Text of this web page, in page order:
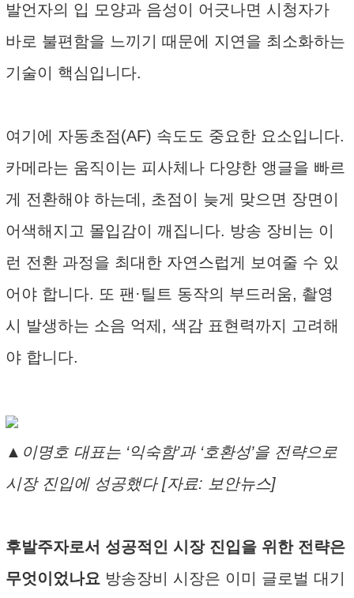
발언자의 입 모양과 음성이 어긋나면 시청자가
바로 불편함을 느끼기 때문에 지연을 최소화하는
기술이 핵심입니다.
여기에 자동초점(AF) 속도도 중요한 요소입니다.
카메라는 움직이는 피사체나 다양한 앵글을 빠르
게 전환해야 하는데, 초점이 늦게 맞으면 장면이
어색해지고 몰입감이 깨집니다. 방송 장비는 이
런 전환 과정을 최대한 자연스럽게 보여줄 수 있
어야 합니다. 또 팬·틸트 동작의 부드러움, 촬영
시 발생하는 소음 억제, 색감 표현력까지 고려해
야 합니다.
▲이명호 대표는 ‘익숙함’과 ‘호환성’을 전략으로
시장 진입에 성공했다 [자료: 보안뉴스]
후발주자로서 성공적인 시장 진입을 위한 전략은
무엇이었나요 방송장비 시장은 이미 글로벌 대기